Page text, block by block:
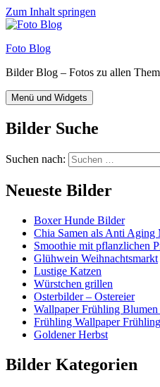
Zum Inhalt springen
Foto Blog
Bilder Blog – Fotos zu allen
Menü und Widgets
Bilder Suche
Suchen nach:
Neueste Bilder
Boxer Hunde Bilder
Chia Samen als Anti Aging
Smoothie mit pflanzlichen
Glühwein Weihnachtsmarkt
Lustige Katzen
Würstchen grillen
Osterbilder – Ostereier
Wallpaper Frühling
Frühling Wallpaper
Goldener Herbst
Bilder Kategorien